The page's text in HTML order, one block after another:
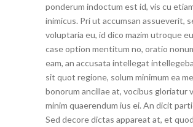
ponderum indoctum est id, vis cu
inimicus. Pri ut accumsan assueverit,
voluptaria eu, id dico mazim utroque
case option mentitum no, oratio
eam, an accusata intellegat
sit quot regione, solum minimum ea
bonorum ancillae at, vocibus gloriatur
minim quaerendum ius ei. An dicit
Sed decore dictas appareat at, et quod